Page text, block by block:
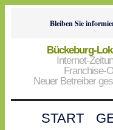
Bleiben Sie
Bückeburg-
Internet-
Franchise-
Neuer Betreiber
START